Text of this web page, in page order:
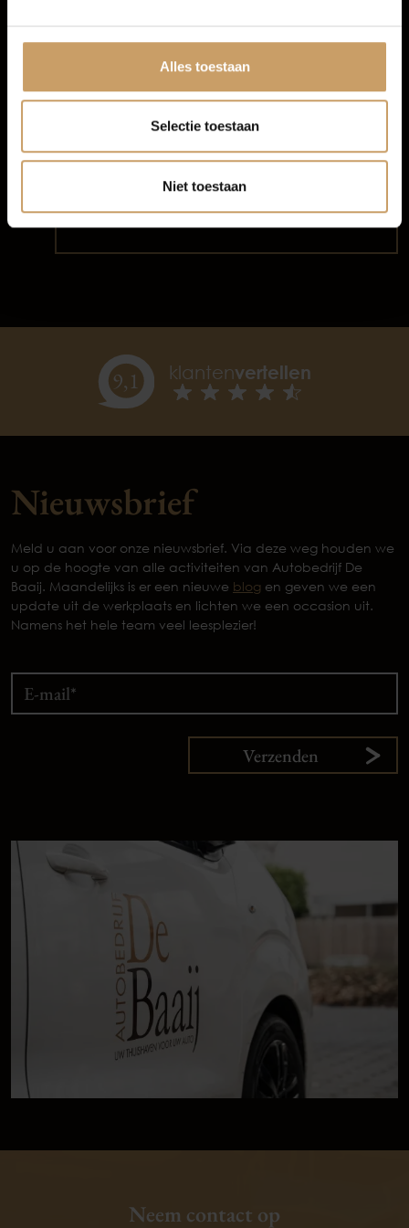
Alles toestaan
Selectie toestaan
Niet toestaan
zoeken hem voor je! Geef je wensen
door en wij gaan op zoek naar de
9,1 klantenvertellen
Nieuwsbrief
Meld u aan voor onze nieuwsbrief. Via deze weg houden we
u op de hoogte van alle activiteiten van Autobedrijf De
Baaij. Maandelijks is er een nieuwe blog en geven we een
update uit de werkplaats en lichten we een occasion uit.
Namens het hele team veel leesplezier!
Verzenden
Neem contact op
Afleverpakketten